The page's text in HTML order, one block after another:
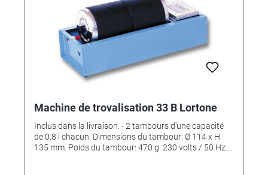
Machine de trovalisation 33 B Lortone
Inclus dans la livraison: - 2 tambours d'une capacité
de 0,8 l chacun. Dimensions du tambour: Ø 114 x H
135 mm. Poids du tambour: 470 g. 230 volts / 50 Hz.